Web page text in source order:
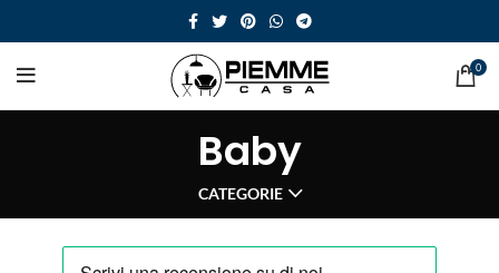
0
Baby
CATEGORIE